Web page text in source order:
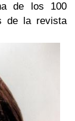
de los 100
de la revista